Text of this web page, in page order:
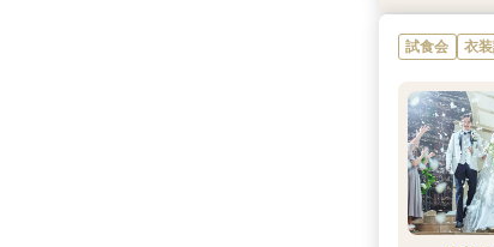
8/10(
8/10(
8/10(
8/10(
試食会 衣